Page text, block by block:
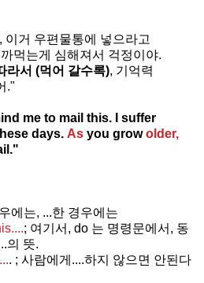
거 우편물통에 넣으라고
먹는게 심해져서 걱정이야.
라서 (먹어 갈수록), 기억력
."
me to mail this. I suffer
days. As you growolder,
에는, ...한 경우에는
; 여기서, do 는 명령문에서, 동
의 뜻.
.... ; 사람에게....하지 않으면 안된다